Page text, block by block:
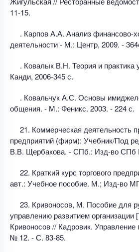
11-15.
. Карпов А.А. Анализ финансово-
деятельности - М.: Центр, 2009. -
. Ковалык В.Н. Теория и практика
Канди, 2006-345 с.
. Ковальчук А.С. Основы
общения. - М.: Феникс. 2003. - 224 с.
21. Коммерческая деятельность
предприятий (фирм): Учебник/Под
В.В. Щербакова. - СПб.: Изд-во СПб
22. Краткий курс торгового
авт.: Учебное пособие. М.; Изд-во
23. Кривоносов, М. Пособие для
управлению развитием организации
Кривоносов // Кадровик.
№ 12. - С. 83-85.